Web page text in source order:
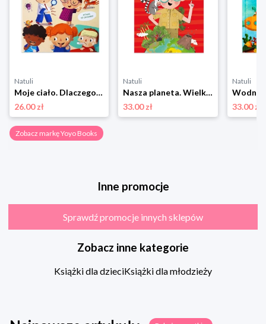
Natuli
Moje ciało. Dlaczego? Pytania i odpowiedzi dla maluchów Yoyo books
26.00 zł
Natuli
Nasza planeta. Wielka księga małych odkrywców Yoyo books
33.00 zł
Natuli
33.00 zł
Zobacz markę Yoyo Books
Inne promocje
Sprawdź promocje innych sklepów
Zobacz inne kategorie
Książki dla dzieciKsiążki dla młodzieży